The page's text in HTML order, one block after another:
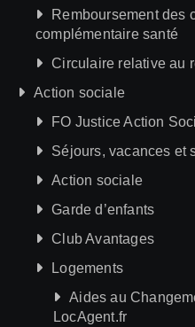
Remboursement des
complémentaire santé
Circulaire relative au
Action sociale
FO Justice Action
Séjours, vacances et
Action sociale
Garde d’enfants
Club Avantages
Logements
Aides au
LocAgent.fr